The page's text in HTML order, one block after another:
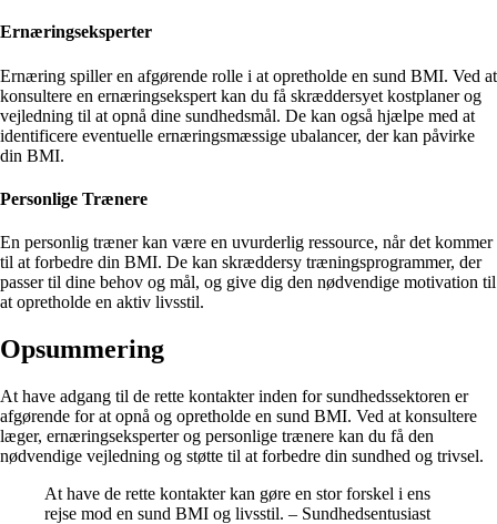
Ernæringseksperter
Ernæring spiller en afgørende rolle i at opretholde en sund BMI. Ved at
konsultere en ernæringsekspert kan du få skræddersyet kostplaner og
vejledning til at opnå dine sundhedsmål. De kan også hjælpe med at
identificere eventuelle ernæringsmæssige ubalancer, der kan påvirke
din BMI.
Personlige Trænere
En personlig træner kan være en uvurderlig ressource, når det kommer
til at forbedre din BMI. De kan skræddersy træningsprogrammer, der
passer til dine behov og mål, og give dig den nødvendige motivation til
at opretholde en aktiv livsstil.
Opsummering
At have adgang til de rette kontakter inden for sundhedssektoren er
afgørende for at opnå og opretholde en sund BMI. Ved at konsultere
læger, ernæringseksperter og personlige trænere kan du få den
nødvendige vejledning og støtte til at forbedre din sundhed og trivsel.
At have de rette kontakter kan gøre en stor forskel i ens
rejse mod en sund BMI og livsstil. – Sundhedsentusiast